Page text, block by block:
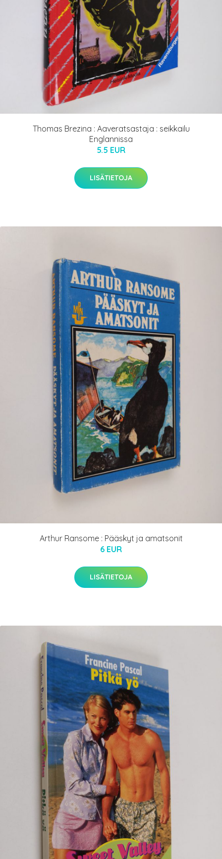
Thomas Brezina : Aaveratsastaja : seikkailu
Englannissa
5.5 EUR
LISÄTIETOJA
Arthur Ransome : Pääskyt ja amatsonit
6 EUR
LISÄTIETOJA